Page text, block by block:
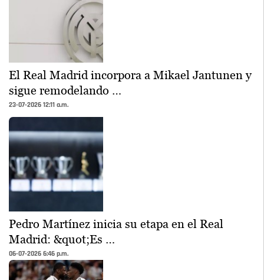
El Real Madrid incorpora a Mikael Jantunen y
sigue remodelando …
23-07-2026 12:11 a.m.
Pedro Martínez inicia su etapa en el Real
Madrid: &quot;Es …
06-07-2026 6:46 p.m.